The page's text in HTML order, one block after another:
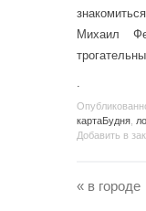
Михаил
картаБудня
Добавить в
« в городе